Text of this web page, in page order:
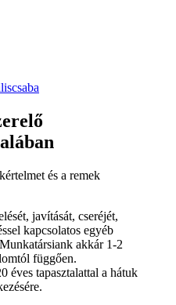
és a remek
javítását, cseréjét,
kapcsolatos egyéb
akkár 1-2
függően.
éves tapasztalattal a hátuk